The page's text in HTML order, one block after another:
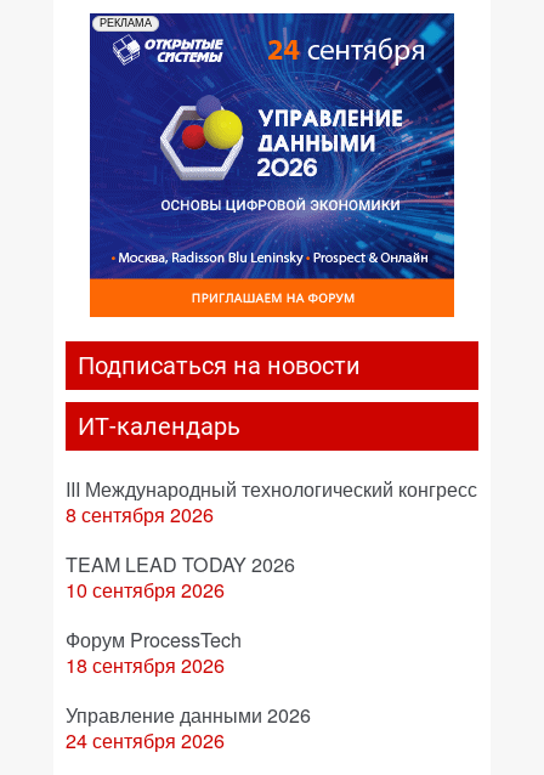
РЕКЛАМА
Подписаться на новости
ИТ-календарь
III Международный технологический конгресс
8 сентября 2026
TEAM LEAD TODAY 2026
10 сентября 2026
Форум ProcessTech
18 сентября 2026
Управление данными 2026
24 сентября 2026